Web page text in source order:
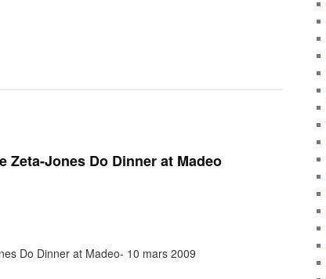
Zeta-Jones Do Dinner at Madeo
Do Dinner at Madeo- 10 mars 2009